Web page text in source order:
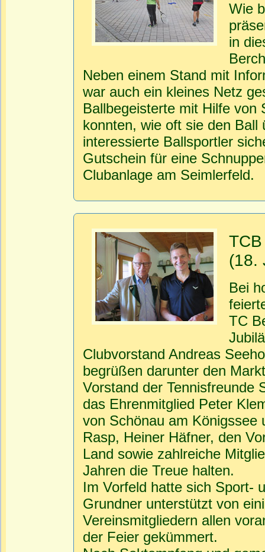
Wie
in
Neben einem Stand mit
war auch ein kleines Netz
Ballbegeisterte mit Hilfe von
konnten, wie oft sie den Ball
interessierte Ballsportler
Gutschein für eine
Clubanlage am Seimlerfeld.
(18.
Bei
TC
Clubvorstand Andreas
begrüßen darunter den
Vorstand der Tennisfreunde
das Ehrenmitglied Peter
von Schönau am Königssee
Rasp, Heiner Häfner, den
Land sowie zahlreiche
Jahren die Treue halten.
Im Vorfeld hatte sich Sport-
Grundner unterstützt von
Vereinsmitgliedern allen
der Feier gekümmert.